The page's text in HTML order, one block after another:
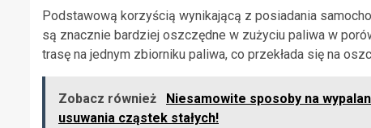
Podstawową korzyścią wynikającą z posiadania
są znacznie bardziej oszczędne w zużyciu paliwa w
trasę na jednym zbiorniku paliwa, co przekłada się na
Zobacz również
Niesamowite sposoby na
usuwania cząstek stałych!